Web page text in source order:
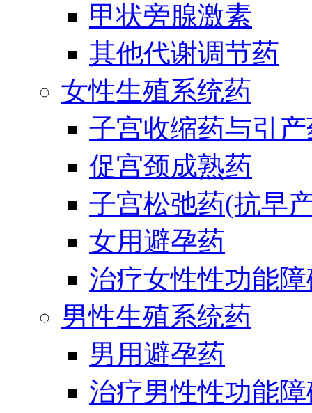
甲状旁腺激素
其他代谢调节药
女性生殖系统药
子宫收缩药与引
促宫颈成熟药
子宫松弛药(抗早
女用避孕药
治疗女性性功能
男性生殖系统药
男用避孕药
治疗男性性功能